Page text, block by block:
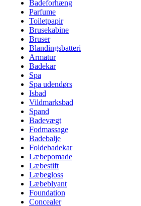
Badeforhæng
Parfume
Toiletpapir
Brusekabine
Bruser
Blandingsbatteri
Armatur
Badekar
Spa
Spa udendørs
Isbad
Vildmarksbad
Spand
Badevægt
Fodmassage
Badebalje
Foldebadekar
Læbepomade
Læbestift
Læbegloss
Læbeblyant
Foundation
Concealer